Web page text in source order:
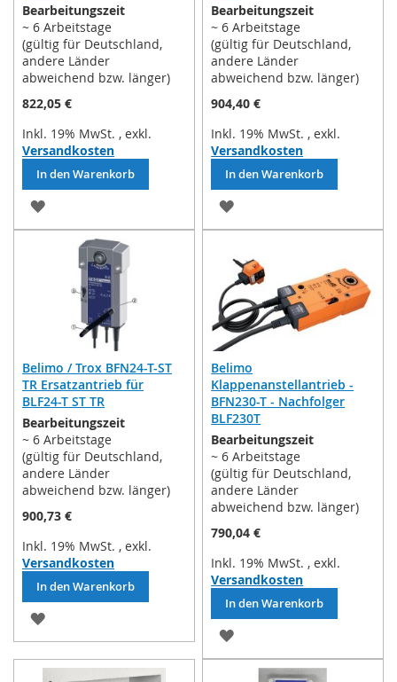
Bearbeitungszeit
~ 6 Arbeitstage
(gültig für Deutschland,
andere Länder
abweichend bzw. länger)
822,05 €
Inkl. 19% MwSt. , exkl.
Versandkosten
In den Warenkorb
ZUR
WUNSCHLISTE
HINZUFÜGEN
Bearbeitungszeit
~ 6 Arbeitstage
(gültig für Deutschland,
andere Länder
abweichend bzw. länger)
904,40 €
Inkl. 19% MwSt. , exkl.
Versandkosten
In den Warenkorb
ZUR
WUNSCHLISTE
HINZUFÜGEN
Belimo / Trox BFN24-T-ST
TR Ersatzantrieb für
BLF24-T ST TR
Bearbeitungszeit
~ 6 Arbeitstage
(gültig für Deutschland,
andere Länder
abweichend bzw. länger)
900,73 €
Inkl. 19% MwSt. , exkl.
Versandkosten
In den Warenkorb
ZUR
WUNSCHLISTE
Belimo
Klappenanstellantrieb -
BFN230-T - Nachfolger
BLF230T
Bearbeitungszeit
~ 6 Arbeitstage
(gültig für Deutschland,
andere Länder
abweichend bzw. länger)
790,04 €
Inkl. 19% MwSt. , exkl.
Versandkosten
In den Warenkorb
ZUR
WUNSCHLISTE